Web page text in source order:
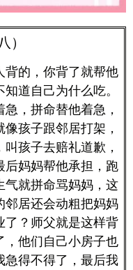
背的，你背了就帮他
道自己为什么吃。
，拼命替他着急，
孩子跟邻居打架，
孩子去赔礼道歉，
后妈妈帮他承担，跑
气就拼命骂妈妈，这
邻居还会动粗把妈妈
了？师父就是这样背
，他们自己小房子也
急得不得了，最后我